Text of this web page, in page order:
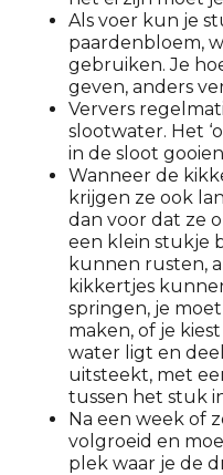
Als voer kun je
paardenbloem,
gebruiken. Je
geven, anders
Ververs
slootwater. Het
in de sloot
Wanneer de
krijgen ze ook
dan voor dat ze
een klein stukje
kunnen rusten,
kikkertjes
springen, je
maken, of je
water ligt en
uitsteekt, met
tussen het stuk
Na een week of
volgroeid en
plek waar je de